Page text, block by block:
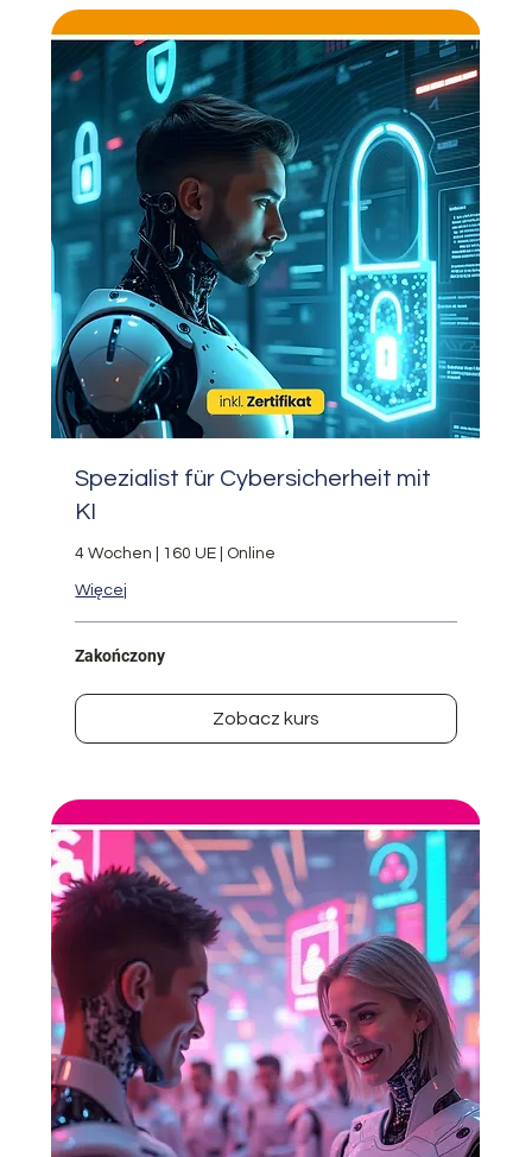
Spezialist für Cybersicherheit mit
KI
4 Wochen | 160 UE | Online
Więcej
Zakończony
Zobacz kurs